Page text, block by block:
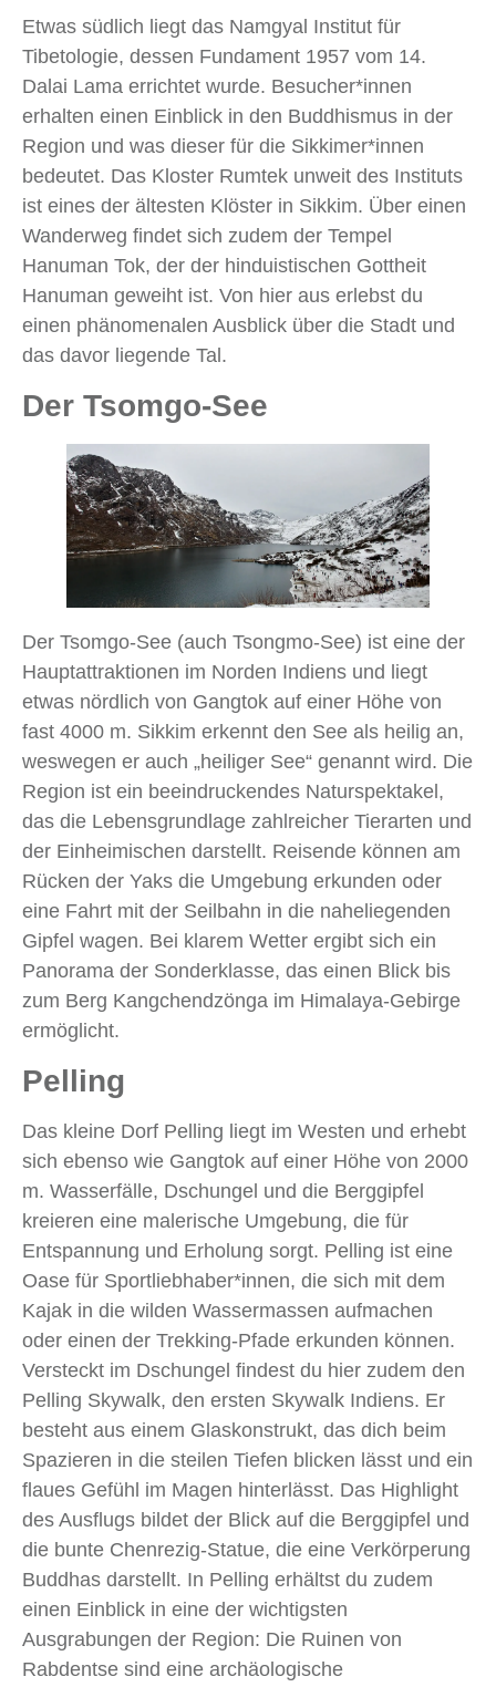
Etwas südlich liegt das Namgyal Institut für
Tibetologie, dessen Fundament 1957 vom 14.
Dalai Lama errichtet wurde. Besucher*innen
erhalten einen Einblick in den Buddhismus in der
Region und was dieser für die Sikkimer*innen
bedeutet. Das Kloster Rumtek unweit des Instituts
ist eines der ältesten Klöster in Sikkim. Über einen
Wanderweg findet sich zudem der Tempel
Hanuman Tok, der der hinduistischen Gottheit
Hanuman geweiht ist. Von hier aus erlebst du
einen phänomenalen Ausblick über die Stadt und
das davor liegende Tal.
Der Tsomgo-See
Der Tsomgo-See (auch Tsongmo-See) ist eine der
Hauptattraktionen im Norden Indiens und liegt
etwas nördlich von Gangtok auf einer Höhe von
fast 4000 m. Sikkim erkennt den See als heilig an,
weswegen er auch „heiliger See“ genannt wird. Die
Region ist ein beeindruckendes Naturspektakel,
das die Lebensgrundlage zahlreicher Tierarten und
der Einheimischen darstellt. Reisende können am
Rücken der Yaks die Umgebung erkunden oder
eine Fahrt mit der Seilbahn in die naheliegenden
Gipfel wagen. Bei klarem Wetter ergibt sich ein
Panorama der Sonderklasse, das einen Blick bis
zum Berg Kangchendzönga im Himalaya-Gebirge
ermöglicht.
Pelling
Das kleine Dorf Pelling liegt im Westen und erhebt
sich ebenso wie Gangtok auf einer Höhe von 2000
m. Wasserfälle, Dschungel und die Berggipfel
kreieren eine malerische Umgebung, die für
Entspannung und Erholung sorgt. Pelling ist eine
Oase für Sportliebhaber*innen, die sich mit dem
Kajak in die wilden Wassermassen aufmachen
oder einen der Trekking-Pfade erkunden können.
Versteckt im Dschungel findest du hier zudem den
Pelling Skywalk, den ersten Skywalk Indiens. Er
besteht aus einem Glaskonstrukt, das dich beim
Spazieren in die steilen Tiefen blicken lässt und ein
flaues Gefühl im Magen hinterlässt. Das Highlight
des Ausflugs bildet der Blick auf die Berggipfel und
die bunte Chenrezig-Statue, die eine Verkörperung
Buddhas darstellt. In Pelling erhältst du zudem
einen Einblick in eine der wichtigsten
Ausgrabungen der Region: Die Ruinen von
Rabdentse sind eine archäologische